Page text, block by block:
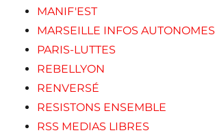
MANIF'EST
MARSEILLE INFOS AUTONOMES
PARIS-LUTTES
REBELLYON
RENVERSÉ
RESISTONS ENSEMBLE
RSS MEDIAS LIBRES